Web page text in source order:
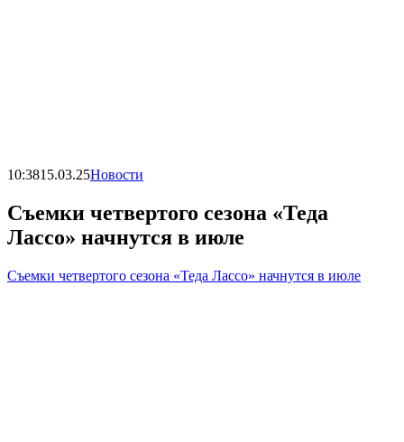
10:3815.03.25Новости
Съемки четвертого сезона «Теда
Лассо» начнутся в июле
Съемки четвертого сезона «Теда Лассо» начнутся в июле